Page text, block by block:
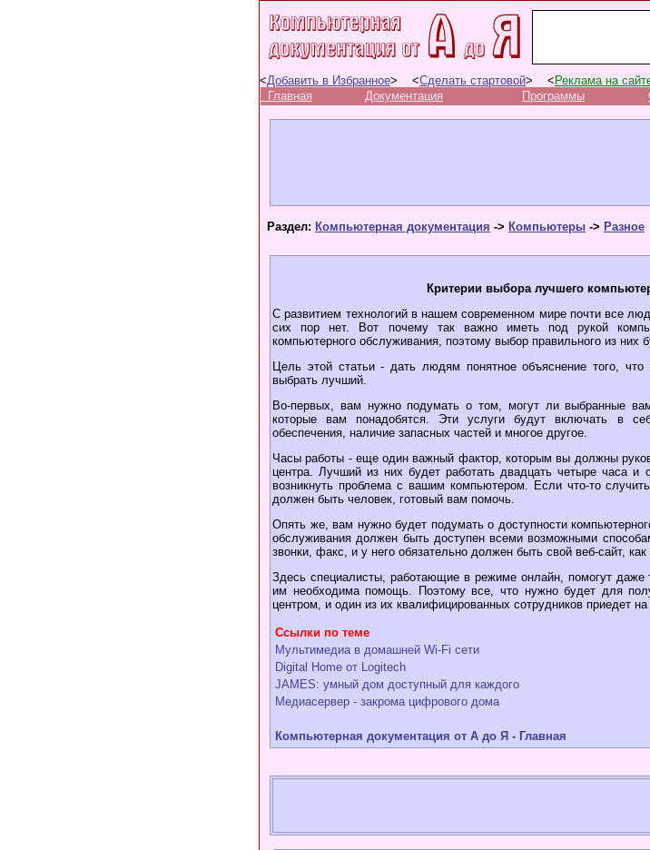
<Добавить в Избранное> <Сделать стартовой> < Реклама на
Главная
Документация Программы
Раздел: Компьютерная документация -> Компьютеры -> Разное
Критерии выбора лучшего
С развитием технологий в нашем современном мире почти все
сих пор нет. Вот почему так важно иметь под рукой
компьютерного обслуживания, поэтому выбор правильного из них
Цель этой статьи - дать людям понятное объяснение того,
выбрать лучший.
Во-первых, вам нужно подумать о том, могут ли выбранные
которые вам понадобятся. Эти услуги будут включать в
обеспечения, наличие запасных частей и многое другое.
Часы работы - еще один важный фактор, которым вы должны
центра. Лучший из них будет работать двадцать четыре часа
возникнуть проблема с вашим компьютером. Если что-то
должен быть человек, готовый вам помочь.
Опять же, вам нужно будет подумать о доступности
обслуживания должен быть доступен всеми возможными
звонки, факс, и у него обязательно должен быть свой веб-сайт,
Здесь специалисты, работающие в режиме онлайн, помогут
им необходима помощь. Поэтому все, что нужно будет для
центром, и один из их квалифицированных сотрудников приедет
Ссылки по теме
Мультимедиа в домашней Wi-Fi сети
Digital Home от Logitech
JAMES: умный дом доступный для каждого
Медиасервер - закрома цифрового дома
Компьютерная документация от А до Я - Главная